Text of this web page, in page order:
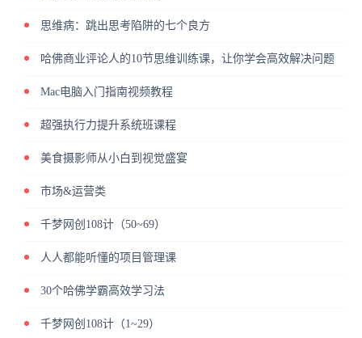
思维病：跳出思考陷阱的七个良方
哈佛商业评论人的10节思维训练课，让你学会高效解决问题
Mac电脑入门指南视频教程
超强执行力提升系统班课程
美食摄影师从小白到视觉盛宴
市场&运营类
千梦网创108计（50~69）
人人都能听懂的项目管理课
30个哈佛学霸高效学习法
千梦网创108计（1~29）